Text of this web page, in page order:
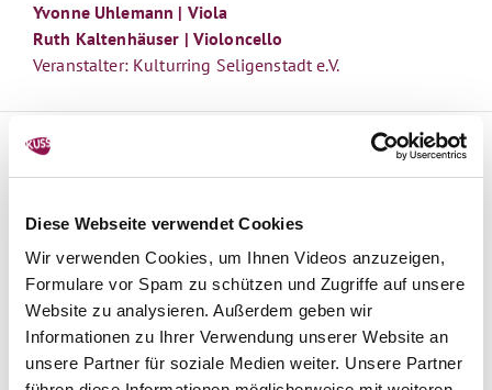
Diese Webseite verwendet Cookies
Wir verwenden Cookies, um Ihnen Videos anzuzeigen,
Formulare vor Spam zu schützen und Zugriffe auf unsere
Website zu analysieren. Außerdem geben wir
Informationen zu Ihrer Verwendung unserer Website an
unsere Partner für soziale Medien weiter. Unsere Partner
Yvonne Uhlemann | Viola
Ruth Kaltenhäuser | Violoncello
Veranstalter: Kulturring Seligenstadt e.V.